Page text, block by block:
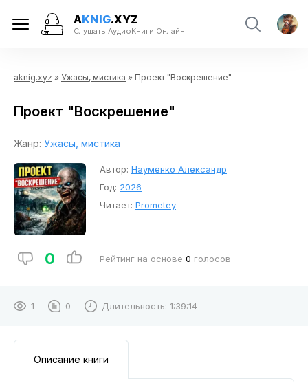
AKNIG.XYZ
Слушать АудиоКниги Онлайн
aknig.xyz » Ужасы, мистика » Проект "Воскрешение"
Проект "Воскрешение"
Жанр: Ужасы, мистика
Автор: Науменко Александр
Год: 2026
Читает: Prometey
0 Рейтинг на основе 0 голосов
1 0 Длительность: 1:39:14
Описание книги